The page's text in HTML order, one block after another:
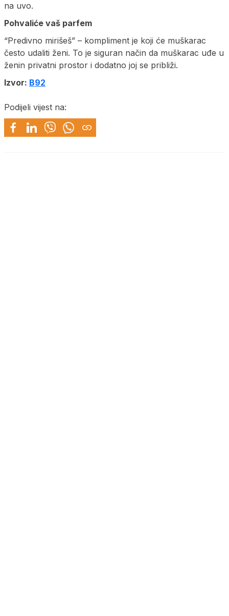
na uvo.
Pohvaliće vaš parfem
“Predivno mirišeš” – kompliment je koji će muškarac
često udaliti ženi. To je siguran način da muškarac uđe u
ženin privatni prostor i dodatno joj se približi.
Izvor: B92
Podijeli vijest na: